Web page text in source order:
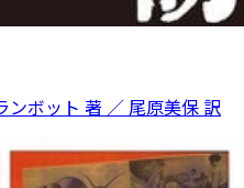
ンボット 著 ／ 尾原美保 訳